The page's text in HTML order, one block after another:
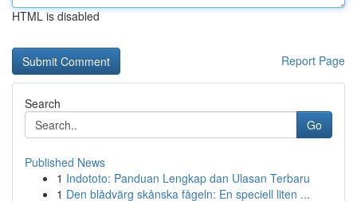
HTML is disabled
Report Page
Search
Go
Published News
1 Indototo: Panduan Lengkap dan Ulasan Terbaru
1 Den blådvärg skånska fågeln: En speciell liten ...